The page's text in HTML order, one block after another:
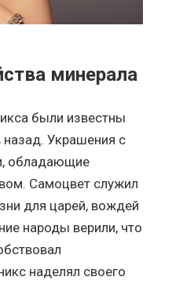
минерала
были известны
Украшения с
обладающие
Самоцвет служил
для царей, вождей
народы верили, что
наделял своего